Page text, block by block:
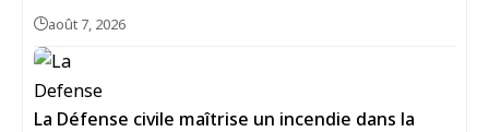
août 7, 2026
La Défense civile maîtrise un incendie dans la